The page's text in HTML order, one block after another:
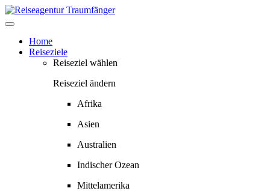
Springe
zum
Home
Reiseziele
Reiseziel wählen
Reiseziel ändern
Afrika
Asien
Australien
Indischer Ozean
Mittelamerika